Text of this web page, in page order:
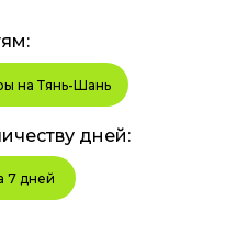
на Тянь-Шань
7 дней
дней: